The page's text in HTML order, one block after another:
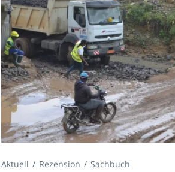
Aktuell Rezension Sachbuch